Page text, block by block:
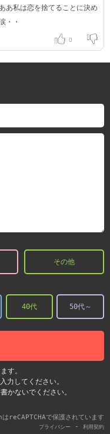
あ私は恋を捨てることに決め
・・
0
その他
40代 50代～
す。
力してください。
かないでください。
reCAPTCHAで保護されています
プライバシー - 利用契約